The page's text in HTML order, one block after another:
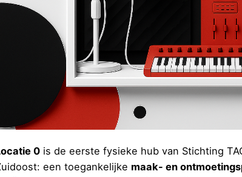
0 is de eerste fysieke hub van Stichting
een toegankelijke maak- en